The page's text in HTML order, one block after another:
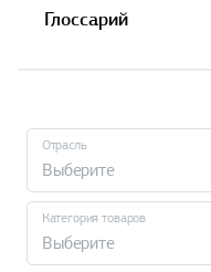
Отрасль
Выберите
Категория товаров
Выберите
Глоссарий